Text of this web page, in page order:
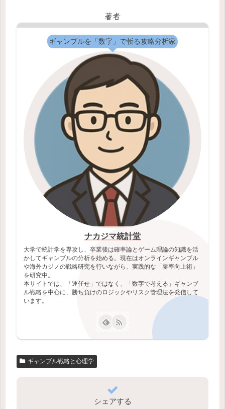
著者
ギャンブルを「数字」で斬る攻略分析家
ナカジマ統計堂
大学で統計学を専攻し、卒業後は確率論とゲーム理論の知識を活
かしてギャンブルの分析を始める。現在はオンラインギャンブル
や海外カジノの戦略研究を行いながら、実践的な「勝率向上術」
を研究中。
本サイトでは、「運任せ」ではなく、「数字で考える」ギャンブ
ル戦略を中心に、勝ち負けのロジックやリスク管理法を発信して
います。
ギャンブル戦略と心理学
シェアする